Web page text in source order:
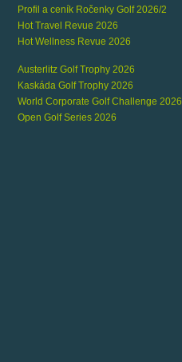
Profil a ceník Ročenky Golf 2026/2
Hot Travel Revue 2026
Hot Wellness Revue 2026
Austerlitz Golf Trophy 2026
Kaskáda Golf Trophy 2026
World Corporate Golf Challenge 2026
Open Golf Series 2026